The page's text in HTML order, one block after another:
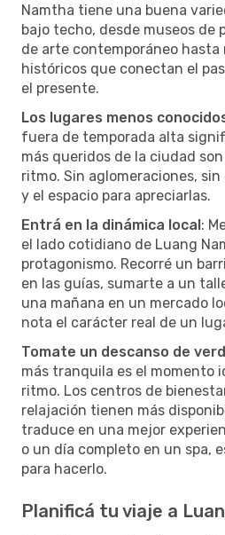
Namtha tiene una buena
bajo techo, desde museos de
de arte contemporáneo hasta
históricos que conectan el
el presente.
Los lugares menos
fuera de temporada alta
más queridos de la ciudad
ritmo. Sin aglomeraciones,
y el espacio para apreciarlas.
Entrá en la dinámica local:
el lado cotidiano de Luang
protagonismo. Recorré un
en las guías, sumarte a un
una mañana en un mercado
nota el carácter real de un
Tomate un descanso de
más tranquila es el momento
ritmo. Los centros de
relajación tienen más
traduce en una mejor
o un día completo en un spa,
para hacerlo.
Planificá tu viaje a